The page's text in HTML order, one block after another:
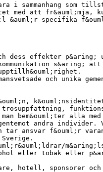
sammanhang som
med att
specifika
dess effekter p&aring;
kommunikation s&aring;
och unika
alla med
andra individer.
ansvar f&ouml;r
eller tobak eller
hotell, sponsorer och